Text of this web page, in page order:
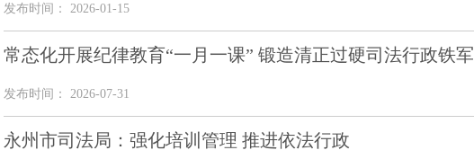
发布时间： 2026-01-15
常态化开展纪律教育“一月一课” 锻造清正过硬司法行政铁军
发布时间： 2026-07-31
永州市司法局：强化培训管理 推进依法行政